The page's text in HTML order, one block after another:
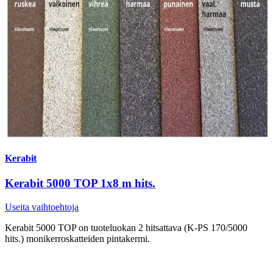
Kerabit
Kerabit 5000 TOP 1x8 m hits.
Useita vaihtoehtoja
Kerabit 5000 TOP on tuoteluokan 2 hitsattava (K-PS 170/5000
hits.) monikerroskatteiden pintakermi.